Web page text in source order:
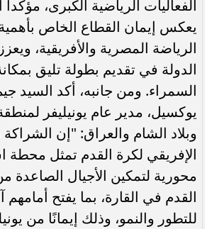
الفعاليات الرياضية الكبرى،
يعكس إيمان القطاع الخاص
الرياضة المصرية والأفريقية،
الدولة في تقديم بطولة تليق
السمراء. ومن جانبه، أكد السيد
يوكسيل، مدير عام يونيليفر
وبلاد الشام والعراق: "إن الشراكة
الإفريقي لكرة القدم تمثل محطة
محورية لتمكين الأجيال الصاعدة
القدم في القارة، بما يفتح أمامهم
للتطور والنمو، وذلك إيمانًا من